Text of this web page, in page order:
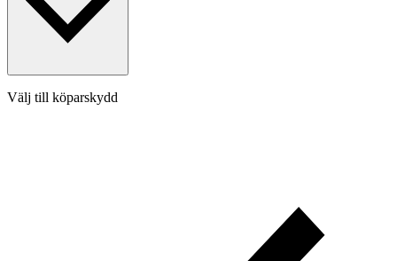
Välj till köparskydd